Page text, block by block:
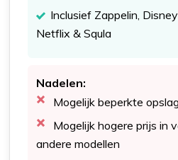
Inclusief Zappelin,
Netflix & Squla
Nadelen:
Mogelijk beperkte
Mogelijk hogere prijs in
andere modellen